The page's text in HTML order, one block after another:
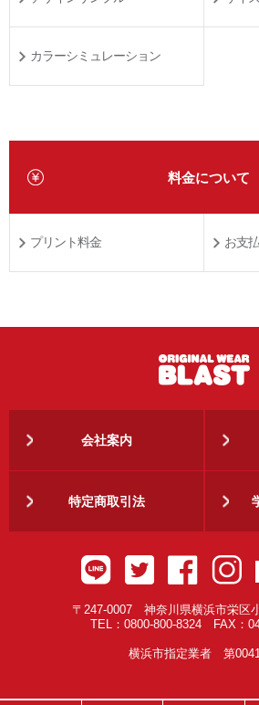
カラーシミュレーション
料金について
プリント料金 お支
会社案内
特定商取引法
〒247-0007 神奈川県横浜市栄区
TEL：0800-800-8324 FAX：
横浜市指定業者 第